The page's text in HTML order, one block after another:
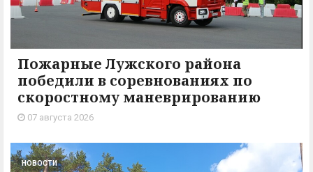
Пожарные Лужского района
победили в соревнованиях по
скоростному маневрированию
07 августа 2026
НОВОСТИ